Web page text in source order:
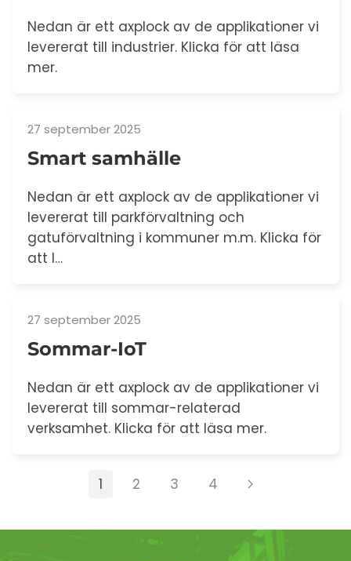
Nedan är ett axplock av de applikationer vi
levererat till industrier. Klicka för att läsa
mer.
27 september 2025
Smart samhälle
Nedan är ett axplock av de applikationer vi
levererat till parkförvaltning och
gatuförvaltning i kommuner m.m. Klicka för
att l…
27 september 2025
Sommar-IoT
Nedan är ett axplock av de applikationer vi
levererat till sommar-relaterad
verksamhet. Klicka för att läsa mer.
1 2 3 4